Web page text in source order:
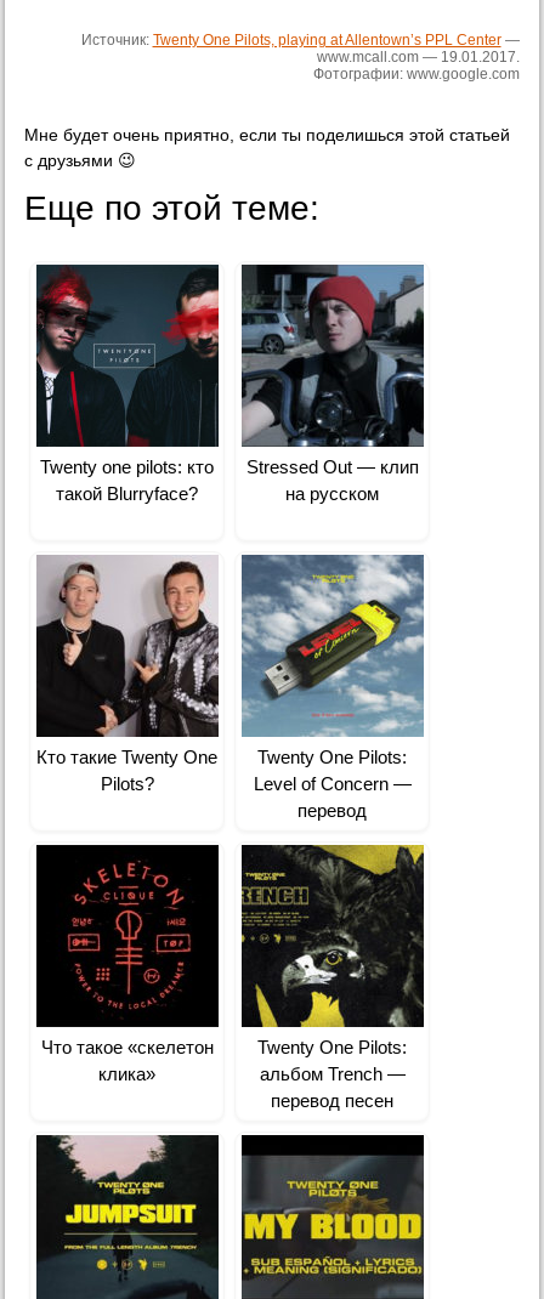
Источник: Twenty One Pilots, playing at Allentown’s PPL Center—
www.mcall.com — 19.01.2017.
Фотографии: www.google.com
Мне будет очень приятно, если ты поделишься этой статьей
с друзьями 😉
Еще по этой теме:
Twenty one pilots: кто
такой Blurryface?
Stressed Out — клип
на русском
Кто такие Twenty One
Pilots?
Twenty One Pilots:
Level of Concern —
перевод
Что такое «скелетон
клика»
Twenty One Pilots:
альбом Trench —
перевод песен